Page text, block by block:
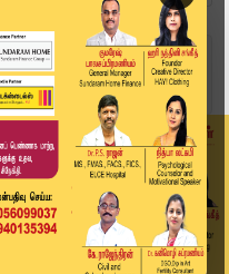
பிரச்னையா..?...